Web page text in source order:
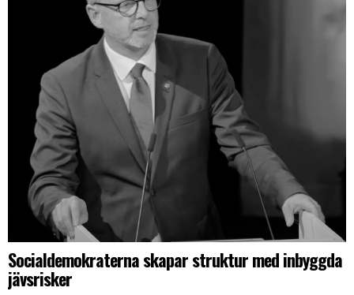
Socialdemokraterna skapar struktur med inbyggda
jävsrisker